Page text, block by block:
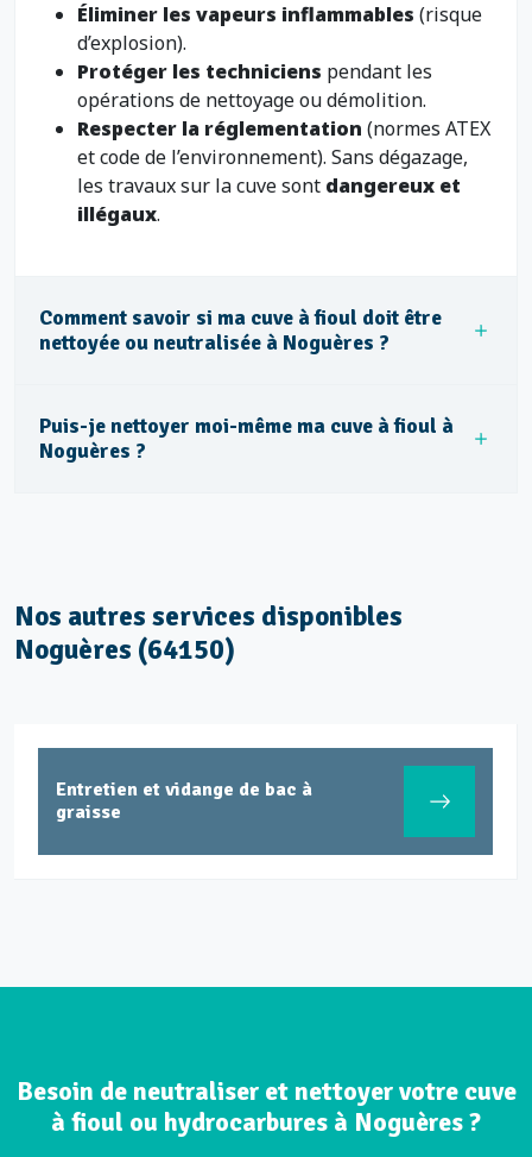
Éliminer les vapeurs inflammables (risque
d’explosion).
Protéger les techniciens pendant les
opérations de nettoyage ou démolition.
Respecter la réglementation (normes ATEX
et code de l’environnement). Sans dégazage,
les travaux sur la cuve sont dangereux et
illégaux.
Comment savoir si ma cuve à fioul doit être
nettoyée ou neutralisée à Noguères ?
Puis-je nettoyer moi-même ma cuve à fioul à
Noguères ?
Nos autres services disponibles
Noguères (64150)
Entretien et vidange de bac à
graisse
Besoin de neutraliser et nettoyer votre cuve
à fioul ou hydrocarbures à Noguères ?